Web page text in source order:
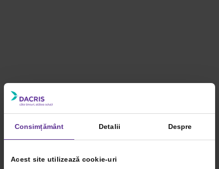
Consimțământ Detalii Despre
Acest site utilizează cookie-uri